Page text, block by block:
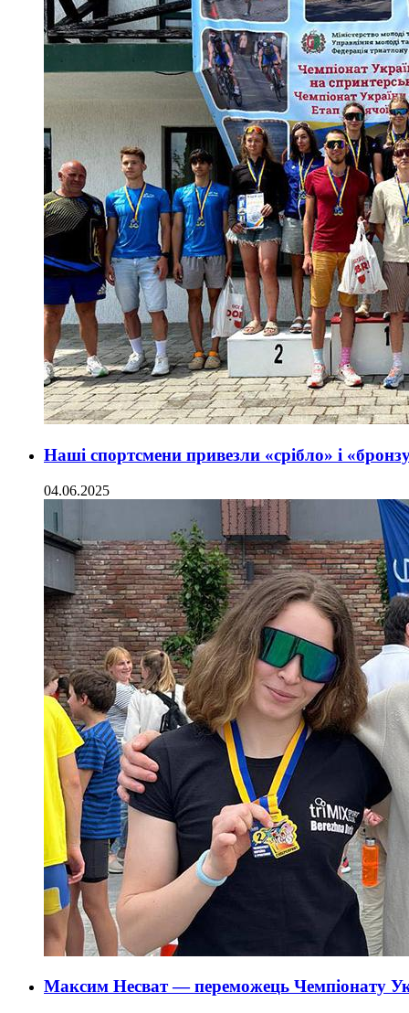
Наші спортсмени привезли «срібло» і
04.06.2025
Максим Несват — переможець Чемпіонату